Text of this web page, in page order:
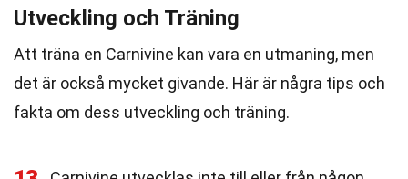
Utveckling och Träning
Att träna en Carnivine kan vara en utmaning, men
det är också mycket givande. Här är några tips och
fakta om dess utveckling och träning.